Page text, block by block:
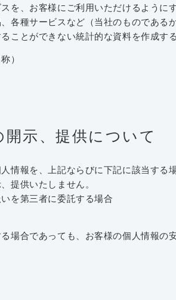
を、お客様にご利用いただけるように
各種サービスなど（当社のものである
ことができない統計的な資料を作成す
）
示、提供について
情報を、上記ならびに下記に該当する
提供いたしません。
を第三者に委託する場合
場合であっても、お客様の個人情報の